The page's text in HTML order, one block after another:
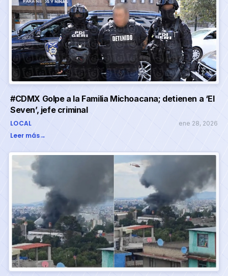
#CDMX Golpe a la Familia Michoacana; detienen a ‘El
Seven’, jefe criminal
LOCAL ene 28, 2026
Leer más→